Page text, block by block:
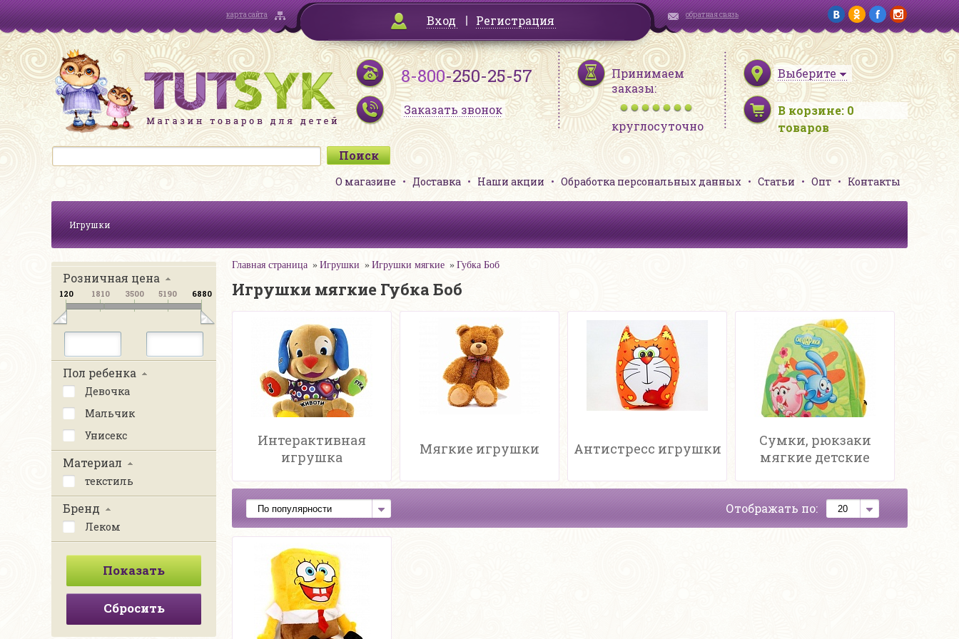
карта сайта Вход Регистрация обратная связь
8-800-250-25-57
Заказать звонок
Принимаем
заказы:
круглосуточно
Выберите
В корзине: 0
товаров
О магазине Доставка Наши акции Обработка персональных данных Статьи Опт Контакты
Игрушки
Розничная цена
120 1810 3500 5190 6880
Пол ребенка
Девочка
Мальчик
Унисекс
Материал
текстиль
Бренд
Леком
Сбросить
Главная страница Игрушки Игрушки мягкие Губка Боб
Игрушки мягкие Губка Боб
Интерактивная
игрушка
Мягкие игрушки Антистресс игрушки
Сумки, рюкзаки
мягкие детские
Отображать по: